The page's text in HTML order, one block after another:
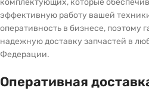
комплектующих, которые
эффективную работу вашей
оперативность в бизнесе, поэтому
надежную доставку запчастей в
Федерации.
Оперативная